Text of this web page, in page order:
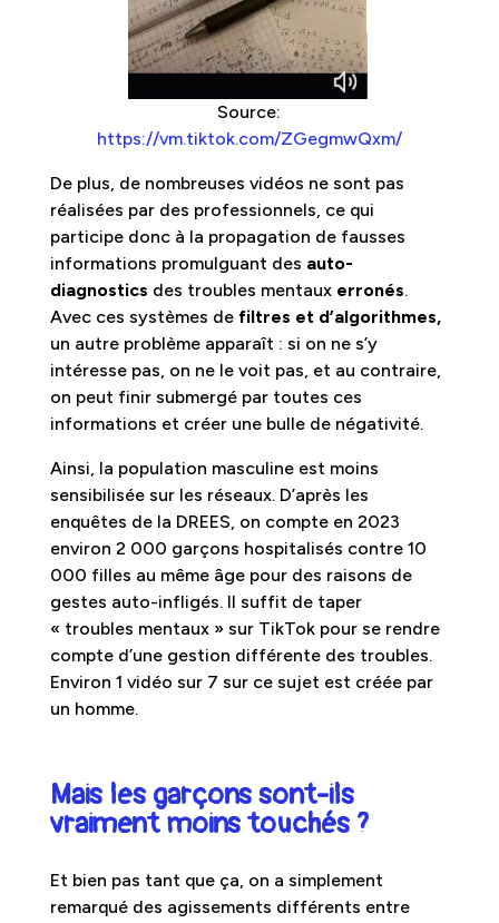
Source:
https://vm.tiktok.com/ZGegmwQxm/
De plus, de nombreuses vidéos ne sont pas
réalisées par des professionnels, ce qui
participe donc à la propagation de fausses
informations promulguant des auto-
diagnostics des troubles mentaux erronés.
Avec ces systèmes de filtres et d’algorithmes,
un autre problème apparaît : si on ne s’y
intéresse pas, on ne le voit pas, et au contraire,
on peut finir submergé par toutes ces
informations et créer une bulle de négativité.
Ainsi, la population masculine est moins
sensibilisée sur les réseaux. D’après les
enquêtes de la DREES, on compte en 2023
environ 2 000 garçons hospitalisés contre 10
000 filles au même âge pour des raisons de
gestes auto-infligés. Il suffit de taper
« troubles mentaux » sur TikTok pour se rendre
compte d’une gestion différente des troubles.
Environ 1 vidéo sur 7 sur ce sujet est créée par
un homme.
Mais les garçons sont-ils
vraiment moins touchés ?
Et bien pas tant que ça, on a simplement
remarqué des agissements différents entre